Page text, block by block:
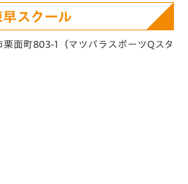
早スクール
面町803-1
（マツバラスポーツQスタ